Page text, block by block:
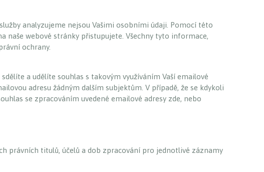
analyzujeme nejsou Vašimi osobními údaji. Pomocí této
naše webové stránky přistupujete. Všechny tyto informace,
ochrany.
a udělíte souhlas s takovým využíváním Vaší emailové
adresu žádným dalším subjektům. V případě, že se kdykoli
se zpracováním uvedené emailové adresy zde, nebo
právních titulů, účelů a dob zpracování pro jednotlivé záznamy